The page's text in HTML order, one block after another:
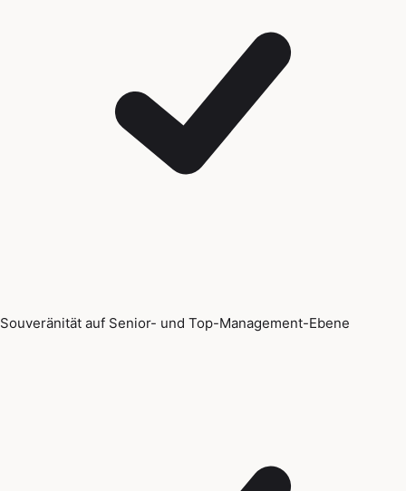
Souveränität auf Senior- und Top-Management-Ebene